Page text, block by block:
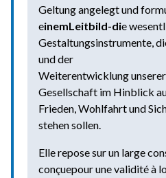
Geltung angelegt und
einemLeitbild-die
Gestaltungsinstrumente,
und der
Weiterentwicklung
Gesellschaft im Hinblick
Frieden, Wohlfahrt und
stehen sollen.
Elle repose sur un large
conçuepour une validité à